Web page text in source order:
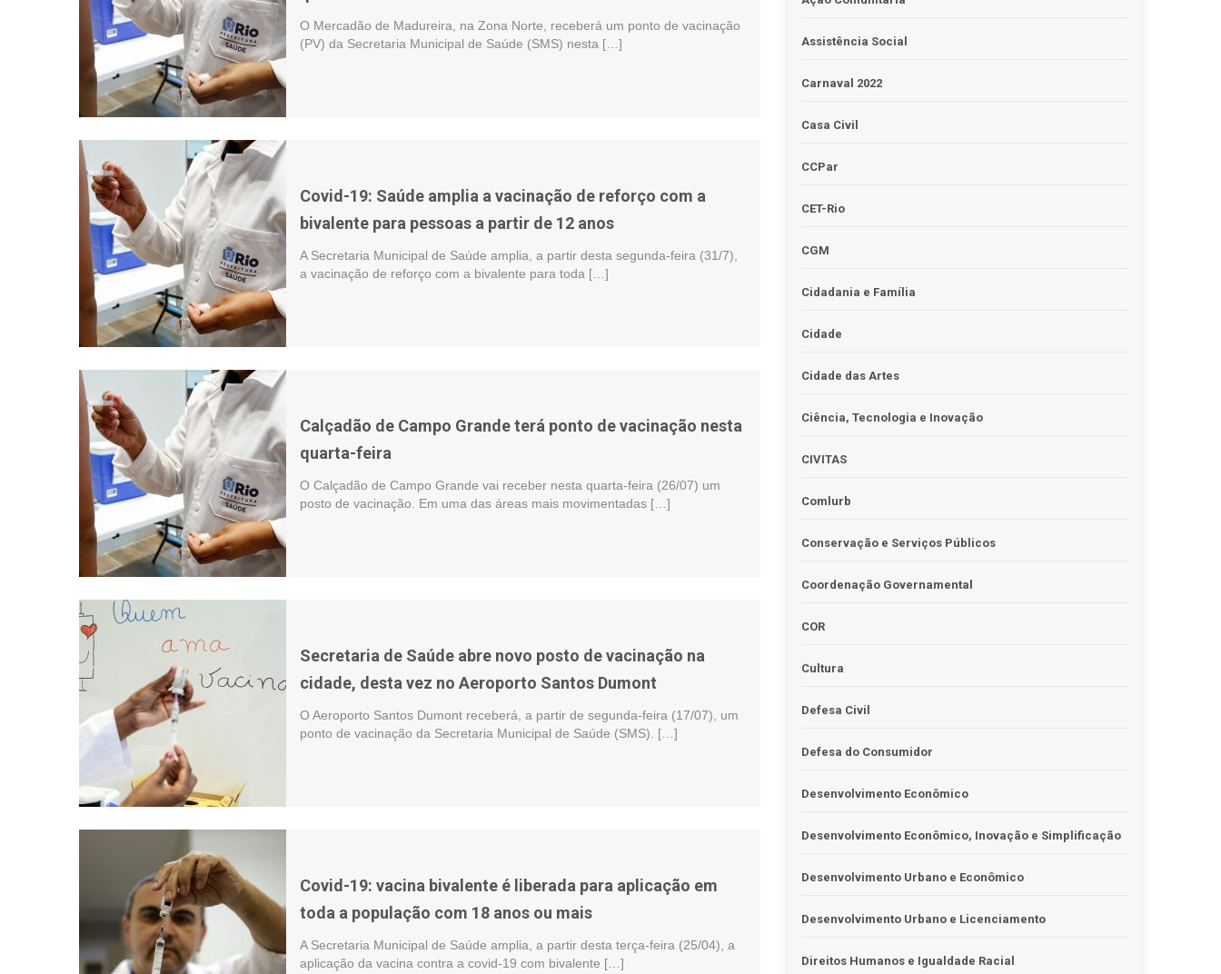
O Mercadão de Madureira, na Zona Norte, receberá um ponto de vacinação
(PV) da Secretaria Municipal de Saúde (SMS) nesta […]
Covid-19: Saúde amplia a vacinação de reforço com a
bivalente para pessoas a partir de 12 anos
A Secretaria Municipal de Saúde amplia, a partir desta segunda-feira (31/7),
a vacinação de reforço com a bivalente para toda […]
Calçadão de Campo Grande terá ponto de vacinação nesta
quarta-feira
O Calçadão de Campo Grande vai receber nesta quarta-feira (26/07) um
posto de vacinação. Em uma das áreas mais movimentadas […]
Secretaria de Saúde abre novo posto de vacinação na
cidade, desta vez no Aeroporto Santos Dumont
O Aeroporto Santos Dumont receberá, a partir de segunda-feira (17/07), um
ponto de vacinação da Secretaria Municipal de Saúde (SMS). […]
Covid-19: vacina bivalente é liberada para aplicação em
toda a população com 18 anos ou mais
A Secretaria Municipal de Saúde amplia, a partir desta terça-feira (25/04), a
aplicação da vacina contra a covid-19 com bivalente […]
Assistência Social
Carnaval 2022
Casa Civil
CCPar
CET-Rio
CGM
Cidadania e Família
Cidade
Cidade das Artes
Ciência, Tecnologia e Inovação
CIVITAS
Comlurb
Conservação e Serviços Públicos
Coordenação Governamental
COR
Cultura
Defesa Civil
Defesa do Consumidor
Desenvolvimento Econômico
Desenvolvimento Econômico, Inovação e Simplificação
Desenvolvimento Urbano e Econômico
Desenvolvimento Urbano e Licenciamento
Direitos Humanos e Igualdade Racial